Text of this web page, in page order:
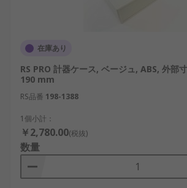
材質
筐体は、金属またはプラスチックが用
す。それぞれの特長に合わせて選択する
ます。
メタルケース（アルミ、真鍮など
強度が高く、耐熱性に優れています。
プラスチックケース（樹脂、ポリ
在庫あり
RS PRO 計器ケース, ベージュ, ABS, 外部
190 mm
RS品番 198-1388
1個小計：
￥2,780.00(税抜)
数量